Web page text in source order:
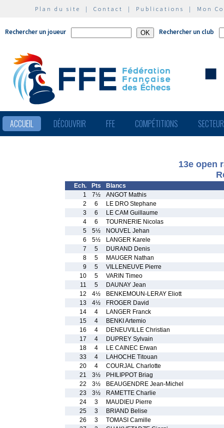
Plan du site | Contact | Publications | Mon
Rechercher un joueur Rechercher un club
ACCUEIL DÉCOUVRIR FFE COMPÉTITIONS
13e open
Ech. Pts
Blancs
1
7½
ANGOT Mathis
2
6
LE DRO Stephane
3
6
LE CAM Guillaume
4
6
TOURNERIE Nicolas
5
5½
NOUVEL Jehan
6
5½
LANGER Karele
7
5
DURAND Denis
8
5
MAUGER Nathan
9
5
VILLENEUVE Pierre
10
5
VARIN Timeo
11
5
DAUNAY Jean
12
4½
BENKEMOUN-LERAY Eliott
13
4½
FROGER David
14
4
LANGER Franck
15
4
BENKI Artemio
16
4
DENEUVILLE Christian
17
4
DUPREY Sylvain
18
4
LE CAINEC Erwan
33
4
LAHOCHE Titouan
20
4
COURJAL Charlotte
21
3½
PHILIPPOT Briag
22
3½
BEAUGENDRE Jean-Michel
23
3½
RAMETTE Charlie
24
3
MAUDIEU Pierre
25
3
BRIAND Belise
26
3
TOMASI Camille